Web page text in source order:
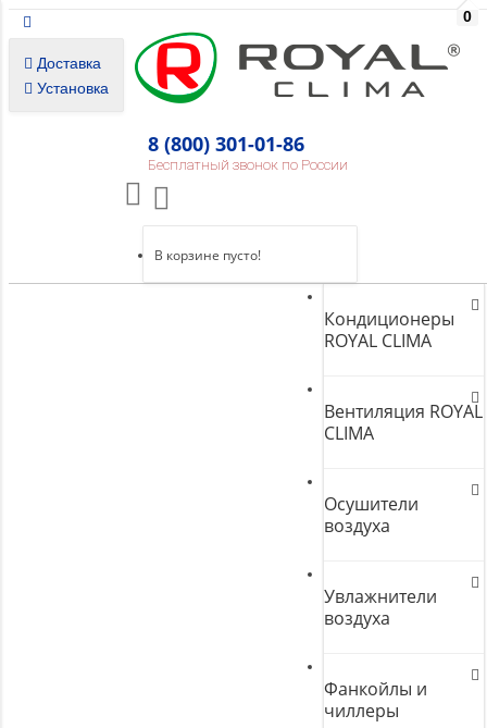
Доставка
Установка
8 (800) 301-01-86
Бесплатный звонок по России
0
В корзине пусто!
Кондиционеры
ROYAL CLIMA
Вентиляция ROYAL
CLIMA
Осушители
воздуха
Увлажнители
воздуха
Фанкойлы и
чиллеры